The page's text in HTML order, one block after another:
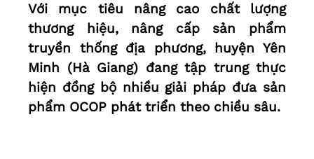
Với mục tiêu nâng cao chất lượng
thương hiệu, nâng cấp sản phẩm
truyền thống địa phương, huyện Yên
Minh (Hà Giang) đang tập trung thực
hiện đồng bộ nhiều giải pháp đưa sản
phẩm OCOP phát triển theo chiều sâu.